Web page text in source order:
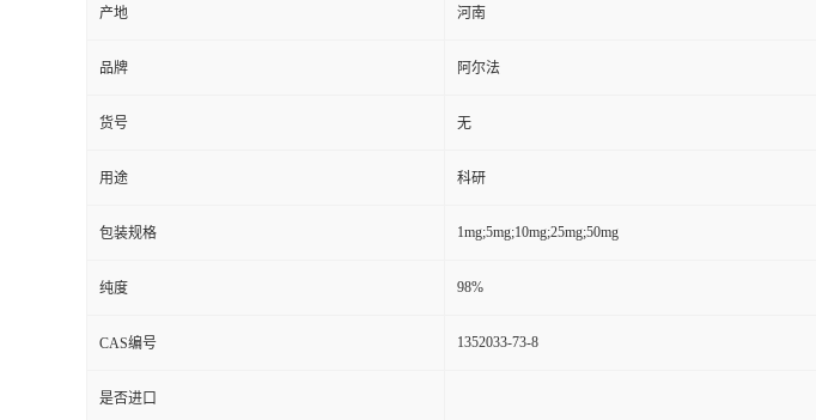
产地 河南
品牌 阿尔法
货号 无
用途 科研
包装规格 1mg;5mg;10mg;25mg;50mg
纯度 98%
CAS编号 1352033-73-8
是否进口